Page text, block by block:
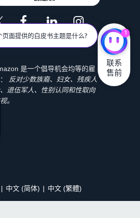
是一个倡导机会均等的雇
反对少数族裔、妇女、残疾人
退伍军人、性别认同和性取向
视。
中文 (简体) 中文 (繁體)
页面提供的白皮书主题是什么? 1
联系
售前